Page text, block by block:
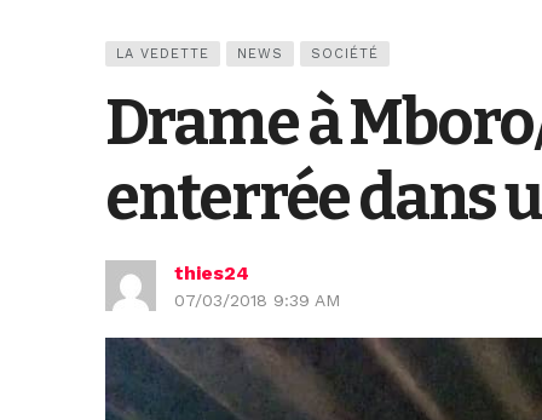
LA VEDETTE NEWS SOCIÉTÉ
Drame à
enterrée dans
thies24
07/03/2018 9:39 AM